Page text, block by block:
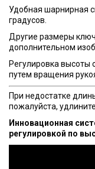
Удобная шарнирная
градусов.
Другие размеры
дополнительном
Регулировка
путем вращения
При недостатке
пожалуйста,
Инновационная
регулировкой по